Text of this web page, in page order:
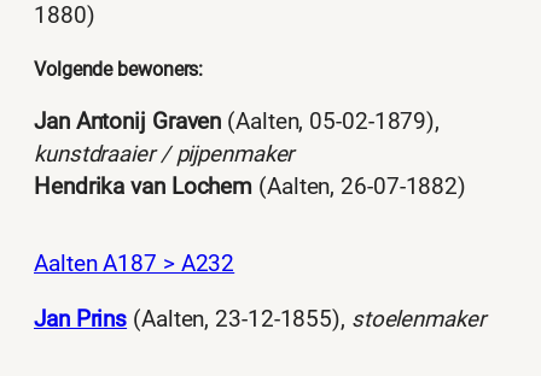
1880)
Volgende bewoners:
Jan Antonij Graven (Aalten, 05-02-1879),
kunstdraaier / pijpenmaker
Hendrika van Lochem (Aalten, 26-07-1882)
Aalten A187 > A232
Jan Prins (Aalten, 23-12-1855), stoelenmaker